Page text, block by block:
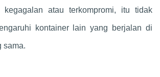
kegagalan atau terkompromi, itu tidak
kontainer lain yang berjalan di
sama.